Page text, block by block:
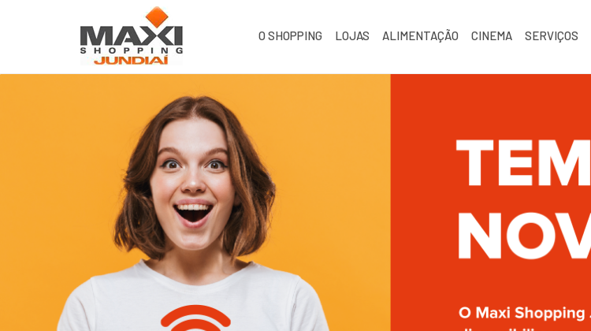
O SHOPPING LOJAS ALIMENTAÇÃO CINEMA SERVIÇOS